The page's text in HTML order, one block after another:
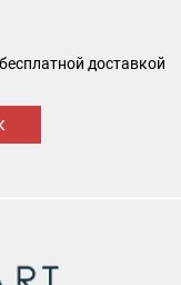
доставкой